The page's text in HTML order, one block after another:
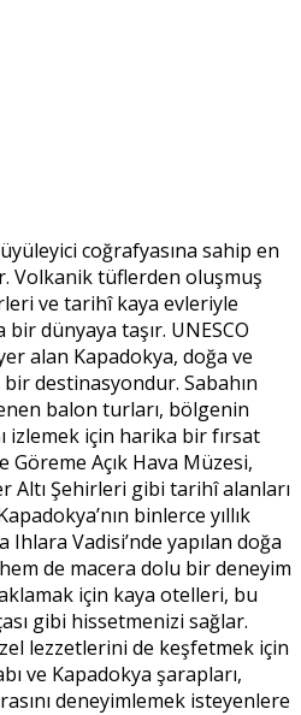
coğrafyasına sahip en
Volkanik tüflerden oluşmuş
ve tarihî kaya evleriyle
dünyaya taşır. UNESCO
alan Kapadokya, doğa ve
destinasyondur. Sabahın
balon turları, bölgenin
izlemek için harika bir fırsat
Göreme Açık Hava Müzesi,
Altı Şehirleri gibi tarihî alanları
binlerce yıllık
Ihlara Vadisi’nde yapılan doğa
de macera dolu bir deneyim
için kaya otelleri, bu
gibi hissetmenizi sağlar.
lezzetlerini de keşfetmek için
ve Kapadokya şarapları,
deneyimlemek isteyenlere